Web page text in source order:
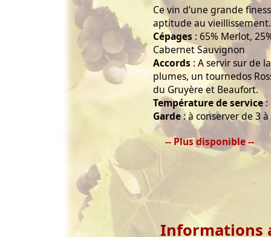
Ce vin d’une grande
aptitude au vieillissement.
Cépages : 65% Merlot,
Cabernet Sauvignon
Accords : A servir sur de
plumes, un tournedos
du Gruyère et Beaufort.
Température de service:
Garde: à conserver de 3 à
-- Plus disponible --
Informations